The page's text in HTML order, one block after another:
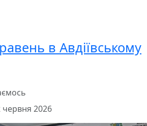
в Авдіївському
червня 2026